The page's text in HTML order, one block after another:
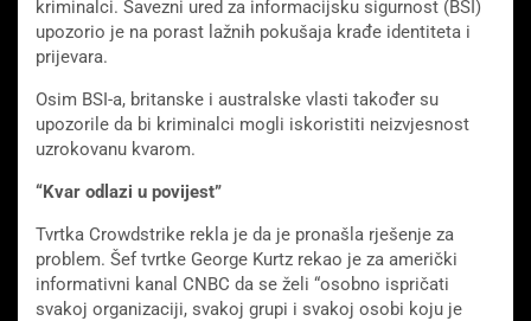
kriminalci. Savezni ured za informacijsku sigurnost (BSI)
upozorio je na porast lažnih pokušaja krađe identiteta i
prijevara.
Osim BSI-a, britanske i australske vlasti također su
upozorile da bi kriminalci mogli iskoristiti neizvjesnost
uzrokovanu kvarom.
“Kvar odlazi u povijest”
Tvrtka Crowdstrike rekla je da je pronašla rješenje za
problem. Šef tvrtke George Kurtz rekao je za američki
informativni kanal CNBC da se želi “osobno ispričati
svakoj organizaciji, svakoj grupi i svakoj osobi koju je